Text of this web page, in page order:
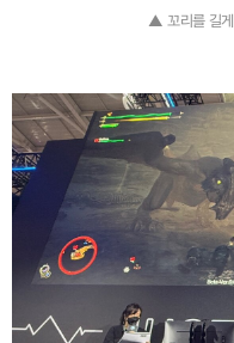
▲ 꼬리를 길게